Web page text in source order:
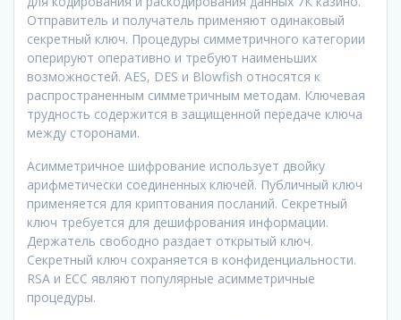
Отправитель и получатель применяют одинаковый
секретный ключ. Процедуры симметричного категории
оперируют оперативно и требуют наименьших
возможностей. AES, DES и Blowfish относятся к
распространенным симметричным методам. Ключевая
трудность содержится в защищенной передаче ключа
между сторонами.
Асимметричное шифрование использует двойку
арифметически соединенных ключей. Публичный ключ
применяется для криптования посланий. Секретный
ключ требуется для дешифрования информации.
Держатель свободно раздает открытый ключ.
Секретный ключ сохраняется в конфиденциальности.
RSA и ECC являют популярные асимметричные
процедуры.